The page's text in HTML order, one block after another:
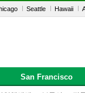
Seattle Hawaii
San Francisco